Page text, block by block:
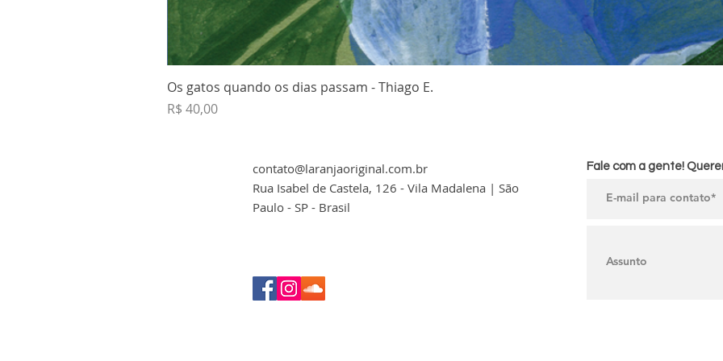
Os gatos quando os dias passam - Thiago E.
Preço
R$ 40,00
contato@laranjaoriginal.com.br
Rua Isabel de Castela, 126 - Vila Madalena | São
Paulo - SP - Brasil
Fale com a gente!